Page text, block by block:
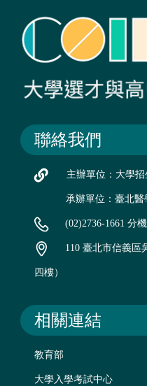
聯絡我們
主辦單位：大學
承辦單位：臺北醫
(02)2736-1661 分
110 臺北市信義區
四樓）
相關連結
教育部
大學入學考試中心